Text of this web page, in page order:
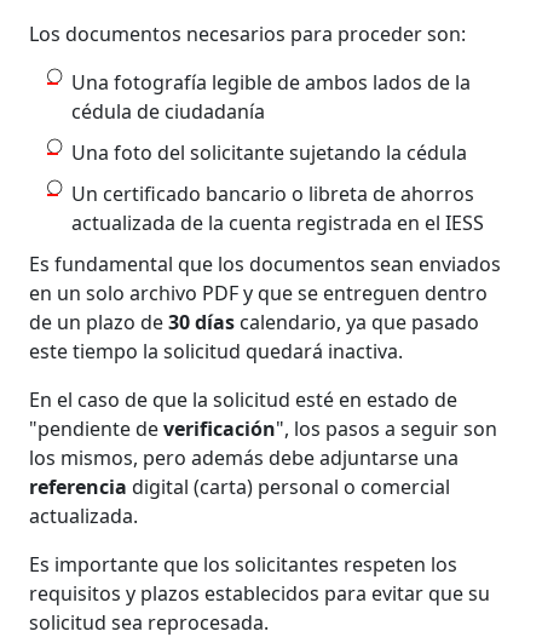
Los documentos necesarios para proceder son:
Una fotografía legible de ambos lados de la
cédula de ciudadanía
Una foto del solicitante sujetando la cédula
Un certificado bancario o libreta de ahorros
actualizada de la cuenta registrada en el IESS
Es fundamental que los documentos sean enviados
en un solo archivo PDF y que se entreguen dentro
de un plazo de30 días calendario, ya que pasado
este tiempo la solicitud quedará inactiva.
En el caso de que la solicitud esté en estado de
"pendiente deverificación", los pasos a seguir son
los mismos, pero además debe adjuntarse una
referencia digital (carta) personal o comercial
actualizada.
Es importante que los solicitantes respeten los
requisitos y plazos establecidos para evitar que su
solicitud sea reprocesada.